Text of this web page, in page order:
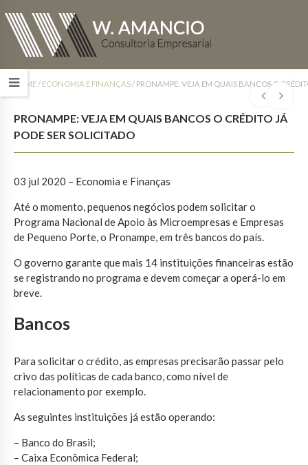
HOME/ ECONOMIA E FINANÇAS/ PRONAMPE: VEJA EM QUAIS BANCOS O
PRONAMPE: VEJA EM QUAIS BANCOS O CRÉDITO JÁ
PODE SER SOLICITADO
03 jul 2020 – Economia e Finanças
Até o momento, pequenos negócios podem solicitar o
Programa Nacional de Apoio às Microempresas e Empresas
de Pequeno Porte, o Pronampe, em três bancos do país.
O governo garante que mais 14 instituições financeiras estão
se registrando no programa e devem começar a operá-lo em
breve.
Bancos
Para solicitar o crédito, as empresas precisarão passar pelo
crivo das políticas de cada banco, como nível de
relacionamento por exemplo.
As seguintes instituições já estão operando:
– Banco do Brasil;
– Caixa Econômica Federal;